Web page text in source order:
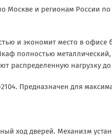
Москве и регионам России
и экономит место в
полностью
распределенную нагрузку до
Предназначен для
ход дверей. Механизм